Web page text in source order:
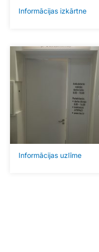
Informācijas izkārtne
Informācijas uzlīme